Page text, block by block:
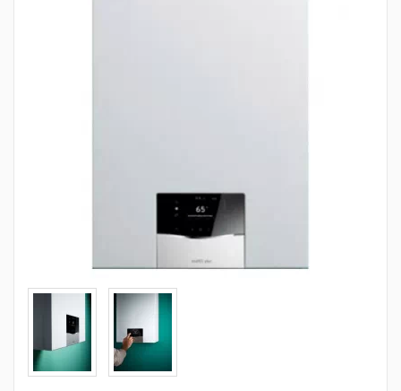
Полотенцесушители
Стабилизаторы, аккумуляторы, генераторы